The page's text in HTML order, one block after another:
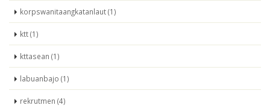
korpswanitaangkatanlaut (1)
ktt (1)
kttasean (1)
labuanbajo (1)
rekrutmen (4)